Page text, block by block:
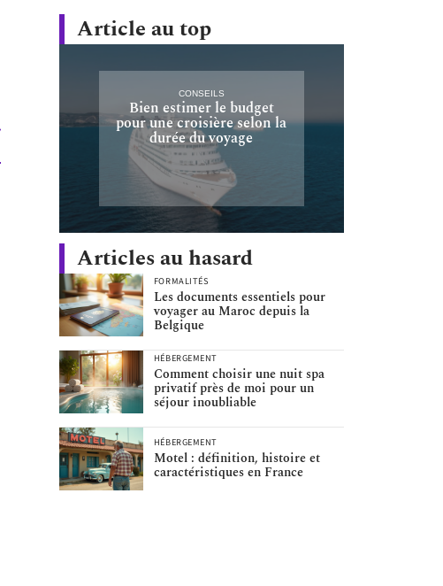
Article au top
CONSEILS
Bien estimer le budget
pour une croisière selon la
durée du voyage
Articles au hasard
FORMALITÉS
Les documents essentiels pour
voyager au Maroc depuis la
Belgique
HÉBERGEMENT
Comment choisir une nuit spa
privatif près de moi pour un
séjour inoubliable
HÉBERGEMENT
Motel : définition, histoire et
caractéristiques en France